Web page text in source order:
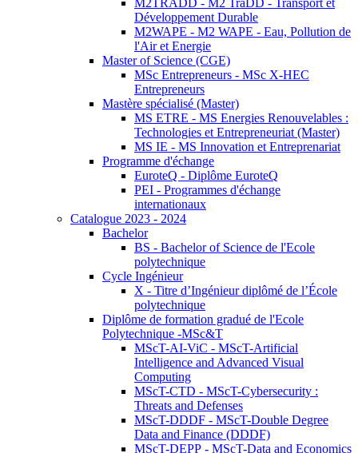
M2TRADD - M2 TraDD - Transport et
Développement Durable
M2WAPE - M2 WAPE - Eau, Pollution de
l'Air et Energie
Master of Science (CGE)
MSc Entrepreneurs - MSc X-HEC
Entrepreneurs
Mastère spécialisé (Master)
MS ETRE - MS Energies Renouvelables :
Technologies et Entrepreneuriat (Master)
MS IE - MS Innovation et Entreprenariat
Programme d'échange
EuroteQ - Diplôme EuroteQ
PEI - Programmes d'échange
internationaux
Catalogue 2023 - 2024
Bachelor
BS - Bachelor of Science de l'Ecole
polytechnique
Cycle Ingénieur
X - Titre d’Ingénieur diplômé de l’École
polytechnique
Diplôme de formation gradué de l'Ecole
Polytechnique -MSc&T
MScT-AI-ViC - MScT-Artificial
Intelligence and Advanced Visual
Computing
MScT-CTD - MScT-Cybersecurity :
Threats and Defenses
MScT-DDDF - MScT-Double Degree
Data and Finance (DDDF)
MScT-DEPP - MScT-Data and Economics